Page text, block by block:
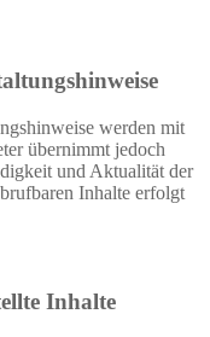
werden mit
übernimmt jedoch
und Aktualität der
Inhalte erfolgt
Inhalte